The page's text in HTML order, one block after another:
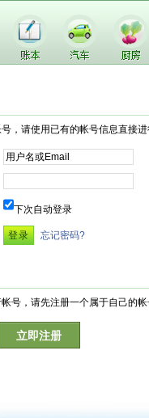
，请使用已有的帐号信息直接进
下次自动登录
忘记密码?
号，请先注册一个属于自己的帐
立即注册